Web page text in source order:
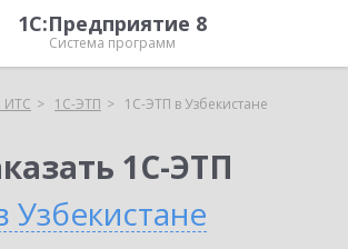
1С:Предприятие 8
Система программ
ИТС 1С-ЭТП 1С-ЭТП в Узбекистане
1С-ЭТП
Узбекистане